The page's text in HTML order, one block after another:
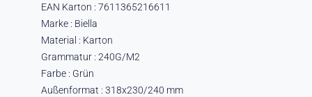
EAN Karton : 7611365216611
Marke : Biella
Material : Karton
Grammatur : 240G/M2
Farbe : Grün
Außenformat : 318x230/240 mm